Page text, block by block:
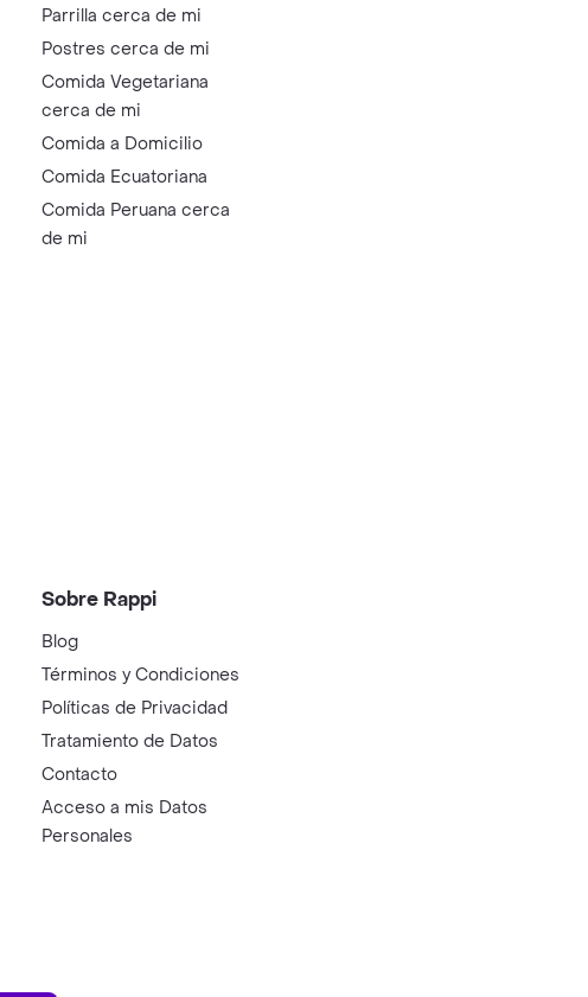
Parrilla cerca de mi
Postres cerca de mi
Comida Vegetariana
cerca de mi
Comida a Domicilio
Comida Ecuatoriana
Comida Peruana cerca
de mi
Sobre Rappi
Blog
Términos y Condiciones
Políticas de Privacidad
Tratamiento de Datos
Contacto
Acceso a mis Datos
Personales